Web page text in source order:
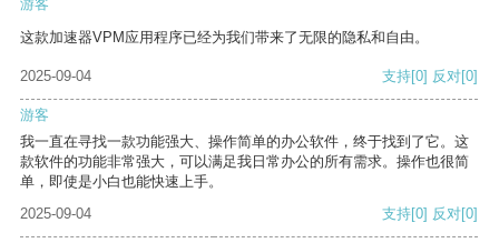
游客
这款加速器VPM应用程序已经为我们带来了无限的隐私和自由。
2025-09-04 支持[0] 反对[0]
游客
我一直在寻找一款功能强大、操作简单的办公软件，终于找到了它。这
款软件的功能非常强大，可以满足我日常办公的所有需求。操作也很简
单，即使是小白也能快速上手。
2025-09-04
支持[0] 反对[0]